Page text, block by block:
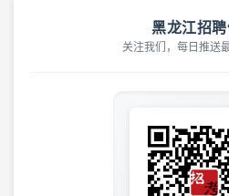
黑龙江招
关注我们，每日推送